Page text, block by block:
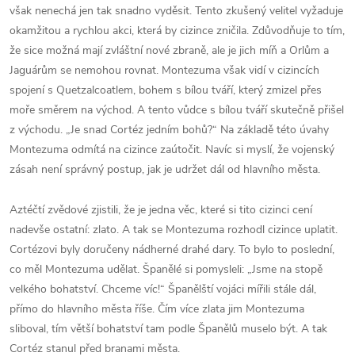
však nenechá jen tak snadno vyděsit. Tento zkušený velitel vyžaduje
okamžitou a rychlou akci, která by cizince zničila. Zdůvodňuje to tím,
že sice možná mají zvláštní nové zbraně, ale je jich míň a Orlům a
Jaguárům se nemohou rovnat. Montezuma však vidí v cizincích
spojení s Quetzalcoatlem, bohem s bílou tváří, který zmizel přes
moře směrem na východ. A tento vůdce s bílou tváří skutečně přišel
z východu. „Je snad Cortéz jedním bohů?“ Na základě této úvahy
Montezuma odmítá na cizince zaútočit. Navíc si myslí, že vojenský
zásah není správný postup, jak je udržet dál od hlavního města.
Aztéčtí zvědové zjistili, že je jedna věc, které si tito cizinci cení
nadevše ostatní: zlato. A tak se Montezuma rozhodl cizince uplatit.
Cortézovi byly doručeny nádherné drahé dary. To bylo to poslední,
co měl Montezuma udělat. Španělé si pomysleli: „Jsme na stopě
velkého bohatství. Chceme víc!“ Španělští vojáci mířili stále dál,
přímo do hlavního města říše. Čím více zlata jim Montezuma
sliboval, tím větší bohatství tam podle Španělů muselo být. A tak
Cortéz stanul před branami města.